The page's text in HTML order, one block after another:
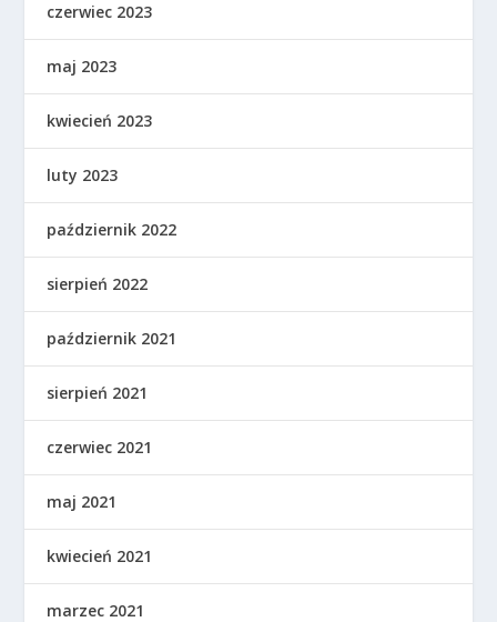
czerwiec 2023
maj 2023
kwiecień 2023
luty 2023
październik 2022
sierpień 2022
październik 2021
sierpień 2021
czerwiec 2021
maj 2021
kwiecień 2021
marzec 2021